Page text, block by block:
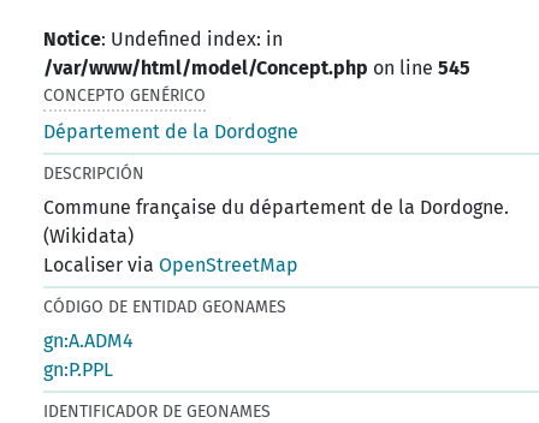
Notice: Undefined index: in
/var/www/html/model/Concept.php on line545
CONCEPTO GENÉRICO
Département de la Dordogne
DESCRIPCIÓN
Commune française du département de la Dordogne.
(Wikidata)
Localiser viaOpenStreetMap
CÓDIGO DE ENTIDAD GEONAMES
gn:A.ADM4
gn:P.PPL
IDENTIFICADOR DE GEONAMES